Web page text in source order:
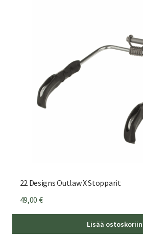
22 Designs Outlaw X Stopparit
49,00 €
Lisää ostoskoriin